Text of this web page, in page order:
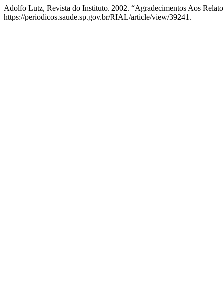
Adolfo Lutz, Revista do Instituto. 2002. “Agradecimentos Aos
https://periodicos.saude.sp.gov.br/RIAL/article/view/39241.